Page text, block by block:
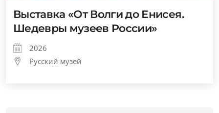
Выставка «От Волги до Енисея.
Шедевры музеев России»
2026
Русский музей